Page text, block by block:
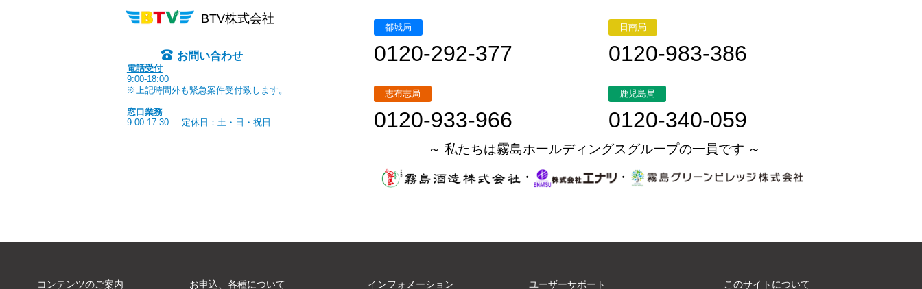
BTV株式会社
お問い合わせ
電話受付
9:00-18:00
※上記時間外も緊急案件受付致します。
窓口業務
9:00-17:30
定休日：土・日・祝日
都城局
0120-292-377
日南局
0120-983-386
志布志局
0120-933-966
鹿児島局
0120-340-059
～ 私たちは霧島ホールディングスグループの一員です ～
・
・
コンテンツのご案内 お申込、各種について インフォメーション ユーザーサポート このサイトについて